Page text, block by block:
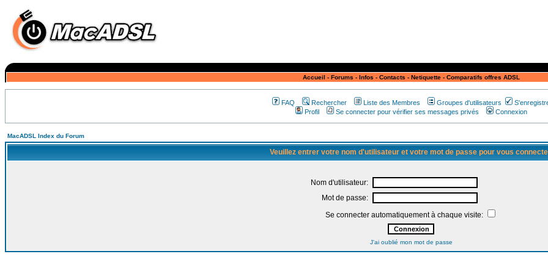
Accueil - Forums - Infos - Contacts - Netiquette- Comparatifs offres ADSL
FAQ Rechercher Liste des Membres Groupes d'utilisateurs
Profil
Se connecter pour vérifier ses messages privés Connexion
MacADSL Index du Forum
Veuillez entrer votre nom d'utilisateur et votre mot de passe pour vous
Nom d'utilisateur:
Mot de passe:
Se connecter automatiquement à chaque visite:
J'ai oublié mon mot de passe